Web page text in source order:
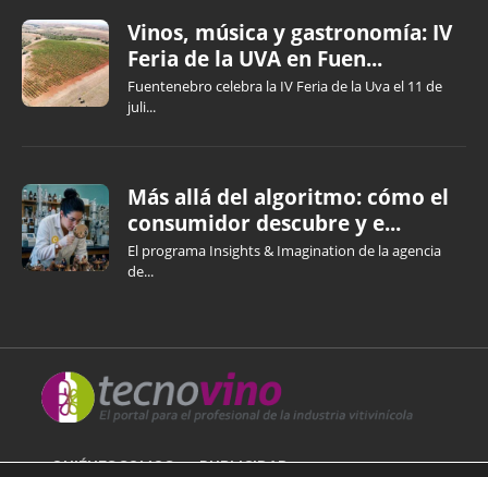
Vinos, música y gastronomía: IV
Feria de la UVA en Fuen...
Fuentenebro celebra la IV Feria de la Uva el 11 de
juli...
Más allá del algoritmo: cómo el
consumidor descubre y e...
El programa Insights & Imagination de la agencia
de...
QUIÉNES SOMOS PUBLICIDAD